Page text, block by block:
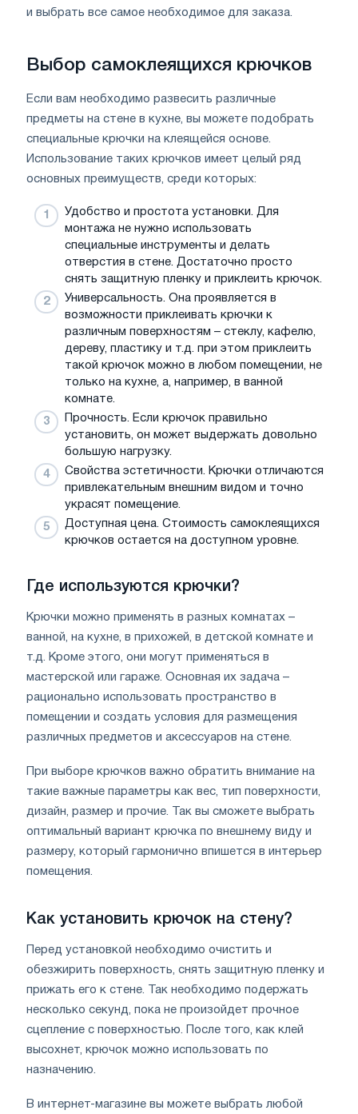
и выбрать все самое необходимое для заказа.
Выбор самоклеящихся крючков
Если вам необходимо развесить различные
предметы на стене в кухне, вы можете подобрать
специальные крючки на клеящейся основе.
Использование таких крючков имеет целый ряд
основных преимуществ, среди которых:
Удобство и простота установки. Для
монтажа не нужно использовать
специальные инструменты и делать
отверстия в стене. Достаточно просто
снять защитную пленку и приклеить крючок.
Универсальность. Она проявляется в
возможности приклеивать крючки к
различным поверхностям – стеклу, кафелю,
дереву, пластику и т.д. при этом приклеить
такой крючок можно в любом помещении, не
только на кухне, а, например, в ванной
комнате.
Прочность. Если крючок правильно
установить, он может выдержать довольно
большую нагрузку.
Свойства эстетичности. Крючки отличаются
привлекательным внешним видом и точно
украсят помещение.
Доступная цена. Стоимость самоклеящихся
крючков остается на доступном уровне.
Где используются крючки?
Крючки можно применять в разных комнатах –
ванной, на кухне, в прихожей, в детской комнате и
т.д. Кроме этого, они могут применяться в
мастерской или гараже. Основная их задача –
рационально использовать пространство в
помещении и создать условия для размещения
различных предметов и аксессуаров на стене.
При выборе крючков важно обратить внимание на
такие важные параметры как вес, тип поверхности,
дизайн, размер и прочие. Так вы сможете выбрать
оптимальный вариант крючка по внешнему виду и
размеру, который гармонично впишется в интерьер
помещения.
Как установить крючок на стену?
Перед установкой необходимо очистить и
обезжирить поверхность, снять защитную пленку и
прижать его к стене. Так необходимо подержать
несколько секунд, пока не произойдет прочное
сцепление с поверхностью. После того, как клей
высохнет, крючок можно использовать по
назначению.
В интернет-магазине вы можете выбрать любой